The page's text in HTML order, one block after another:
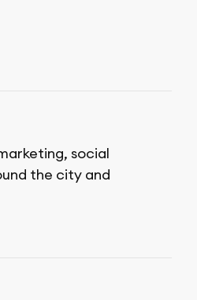
social
the city and